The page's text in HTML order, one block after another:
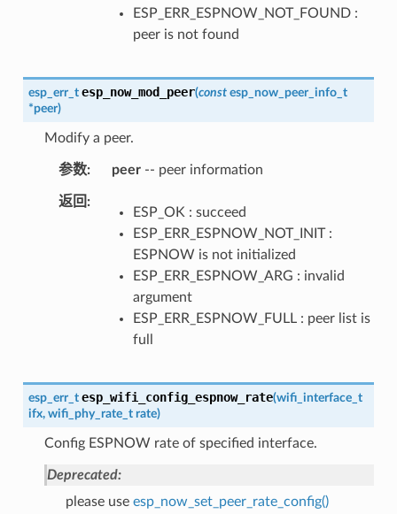
ESP_ERR_ESPNOW_NOT_FOUND :
peer is not found
esp_err_t esp_now_mod_peer(const esp_now_peer_info_t
*peer)
Modify a peer.
参数 peer-- peer information
返回
ESP_OK : succeed
ESP_ERR_ESPNOW_NOT_INIT :
ESPNOW is not initialized
ESP_ERR_ESPNOW_ARG : invalid
argument
ESP_ERR_ESPNOW_FULL : peer list is
full
esp_err_t esp_wifi_config_espnow_rate(wifi_interface_t
ifx, wifi_phy_rate_t rate)
Config ESPNOW rate of specified interface.
Deprecated:
please use esp_now_set_peer_rate_config()